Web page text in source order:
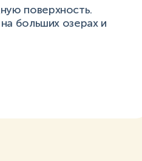
поверхность.
больших озерах и